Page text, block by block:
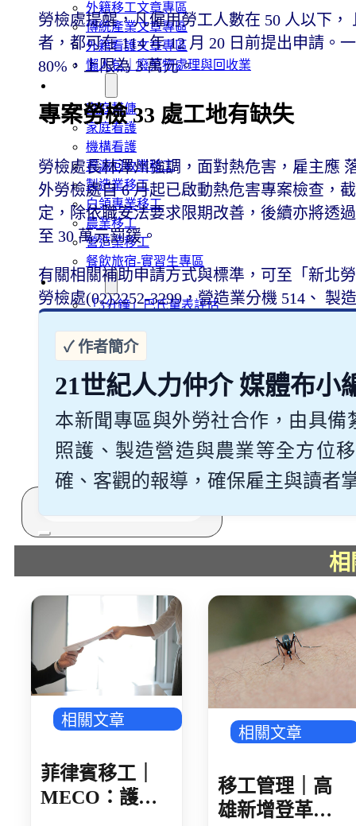
外籍移工文章專區
傳統產業文章專區
外籍看護文章專區
懶人包｜廢棄物處理與回收業
家庭幫傭
家庭看護
機構看護
資源回收業移工
製造業移工
白領專業移工
農業移工
營造業移工
餐飲旅宿-實習生專區
巴氏量表
「3分鐘」巴氏量表評估
多元免評
常見問題
關於我們
服務據點
案例分享
歷年評鑑成績
失聯協尋
尋
勞檢處提醒，凡僱用勞工人數在 50 人以下
者，都可在 114 年 12 月 20 日前提出申請。
80%，上限為 3 萬元。
專案勞檢 33 處工地有缺失
勞檢處長林澤州強調，面對熱危害，雇主應
外勞檢處自 6 月起已啟動熱危害專案檢查，
定，除依職安法要求限期改善，後續亦將透
至 30 萬元罰鍰。
有關相關補助申請方式與標準，可至「新北
勞檢處(02)2252-3299，營造業分機 514、 製
21世紀人力仲介 媒體布小
本新聞專區與外勞社合作，由具
照護、製造營造與農業等全方位
確、客觀的報導，確保雇主與讀者
相
相關文章
菲律賓移工｜
MECO：護照
相關文章
移工管理｜高
雄新增登革熱